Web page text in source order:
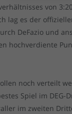
von
lag es der
DeFazio und
hochverdiente
noch verteilt
Spiel im DEG-
im zweiten